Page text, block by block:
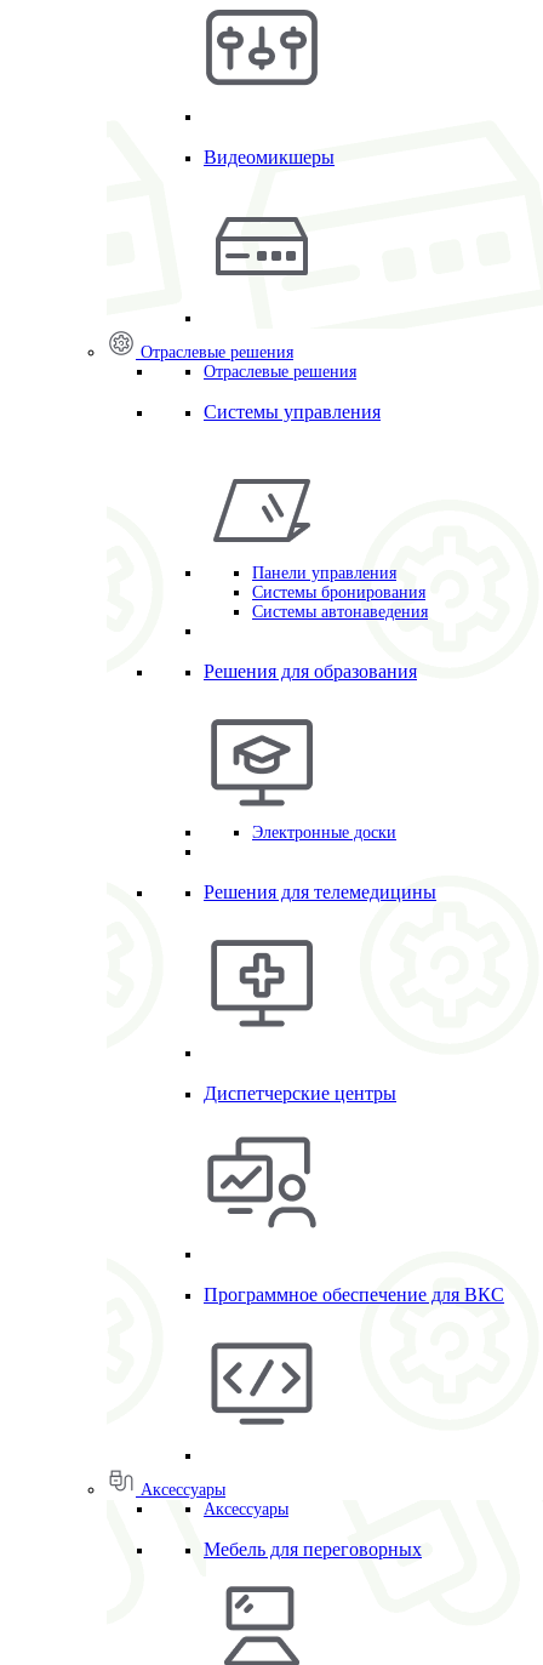
Видеомикшеры
Отраслевые решения
Отраслевые решения
Системы управления
Панели управления
Системы бронирования
Системы автонаведения
Решения для образования
Электронные доски
Решения для телемедицины
Диспетчерские центры
Программное обеспечение для ВКС
Аксессуары
Аксессуары
Мебель для переговорных